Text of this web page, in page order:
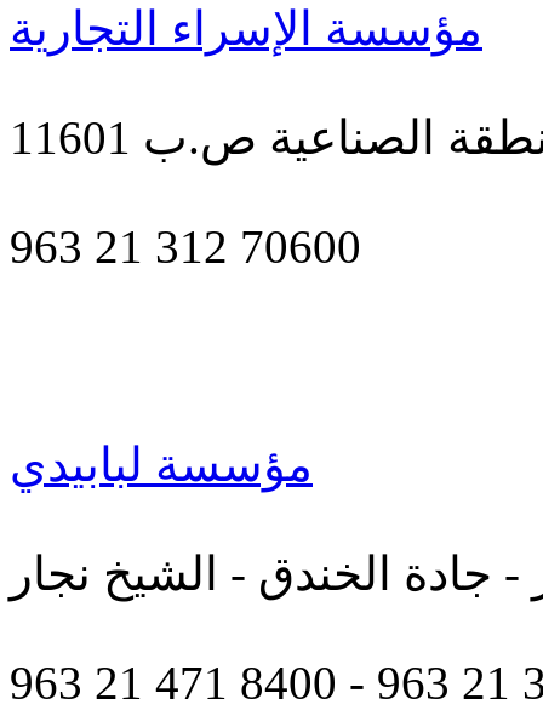
مؤسسة الإسراء التجارية
الصناعية ص.ب 11601
963 21 312 70600
مؤسسة لبابيدي
- جادة الخندق - الشيخ نجار
963 21 471 8400 - 963 21